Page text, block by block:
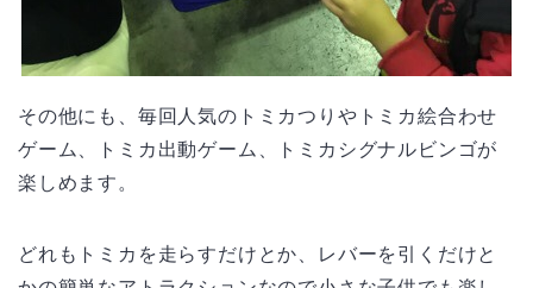
その他にも、毎回人気のトミカつりやトミカ絵合わせ
ゲーム、トミカ出動ゲーム、トミカシグナルビンゴが
楽しめます。
どれもトミカを走らすだけとか、レバーを引くだけと